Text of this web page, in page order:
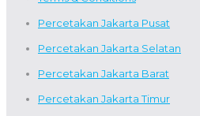
Percetakan Jakarta Pusat
Percetakan Jakarta Selatan
Percetakan Jakarta Barat
Percetakan Jakarta Timur